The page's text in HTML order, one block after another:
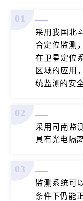
01
采用我国北
合定位监测
在卫星定位
区域的应用
统监测的安
02
采用司南监
具有光电隔
03
监测系统可
条件下仍能